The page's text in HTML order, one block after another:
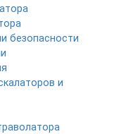
безопасности
и